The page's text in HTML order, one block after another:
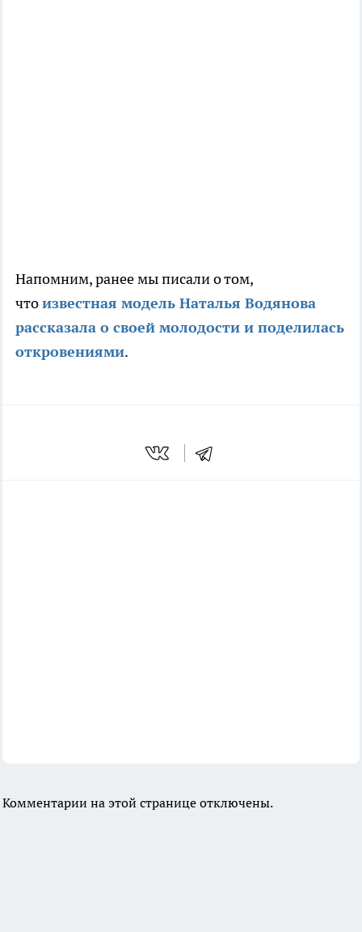
Напомним, ранее мы писали о том,
чтоизвестная модель Наталья Водянова
рассказала о своей молодости и поделилась
откровениями.
Комментарии на этой странице отключены.